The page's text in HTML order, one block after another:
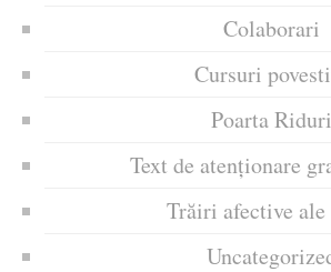
Colaborari
Cursuri
Poarta Riduri
Text de atenționare
Trăiri afective ale